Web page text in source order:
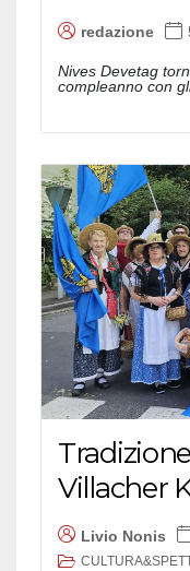
redazione
Nives Devetag
compleanno con gli
Villacher
Livio Nonis